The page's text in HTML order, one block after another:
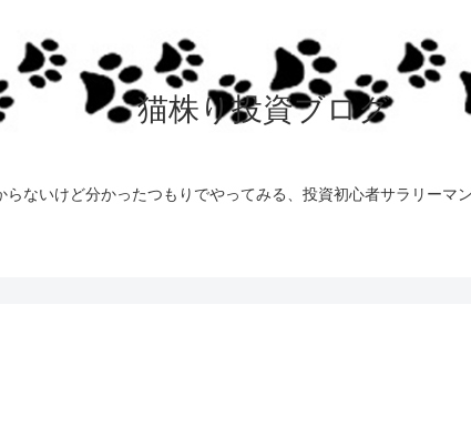
猫株り投資ブログ
らないけど分かったつもりでやってみる、投資初心者サラリーマ